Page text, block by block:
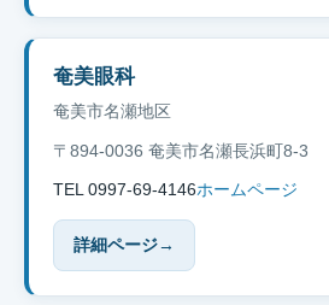
奄美眼科
奄美市名瀬地区
〒894-0036 奄美市名瀬長浜町8-3
TEL 0997-69-4146ホームページ
詳細ページ→